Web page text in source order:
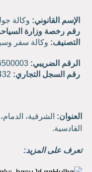
الإسم القانوني: وكالة
رقم رخصة وزارة
التصنيف: وكالة سفر
الرقم الضريبي:
رقم السجل التجاري:
العنوان:
القادسية.
تعرف على المزيد: